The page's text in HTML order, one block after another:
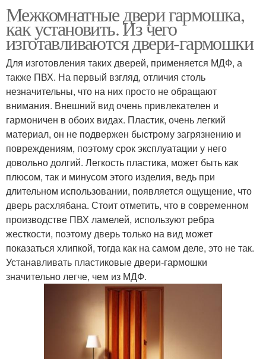
Межкомнатные двери гармошка,
как установить. Из чего
изготавливаются двери-гармошки
Для изготовления таких дверей, применяется МДФ, а
также ПВХ. На первый взгляд, отличия столь
незначительны, что на них просто не обращают
внимания. Внешний вид очень привлекателен и
гармоничен в обоих видах. Пластик, очень легкий
материал, он не подвержен быстрому загрязнению и
повреждениям, поэтому срок эксплуатации у него
довольно долгий. Легкость пластика, может быть как
плюсом, так и минусом этого изделия, ведь при
длительном использовании, появляется ощущение, что
дверь расхлябана. Стоит отметить, что в современном
производстве ПВХ ламелей, используют ребра
жесткости, поэтому дверь только на вид может
показаться хлипкой, тогда как на самом деле, это не так.
Устанавливать пластиковые двери-гармошки
значительно легче, чем из МДФ.